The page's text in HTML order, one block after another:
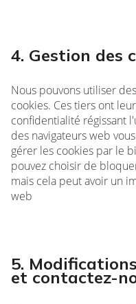
4. Gestion des
Nous pouvons utiliser
cookies. Ces tiers ont
confidentialité régissant
des navigateurs web
gérer les cookies par le
pouvez choisir de
mais cela peut avoir un
web
5.
et contactez-